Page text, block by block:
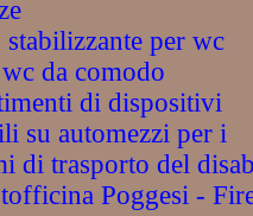
per wc
da comodo
di dispositivi
su automezzi per i
di trasporto del
Poggesi -